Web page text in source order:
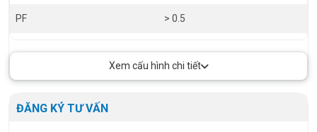
PF > 0.5
Chip LED
Xem cấu hình chi tiết
ĐĂNG KÝ TƯ VẤN